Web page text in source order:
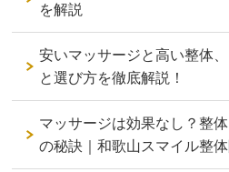
を解説
安いマッサージと高い整体
と選び方を徹底解説！
マッサージは効果なし？整
の秘訣｜和歌山スマイル整